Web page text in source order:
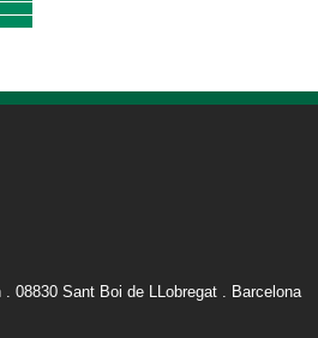
08830 Sant Boi de LLobregat . Barcelona